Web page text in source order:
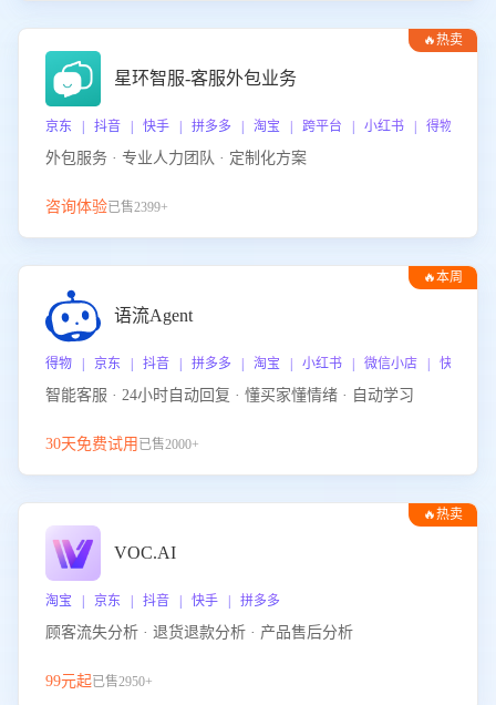
🔥热卖
星环智服-客服外包业务
京东 | 抖音 | 快手 | 拼多多 | 淘宝 | 跨平台 | 小红书 | 得物 | 企
外包服务 · 专业人力团队 · 定制化方案
咨询体验已售2399+
🔥本周
语流Agent
得物 | 京东 | 抖音 | 拼多多 | 淘宝 | 小红书 | 微信小店 | 快手 |
智能客服 · 24小时自动回复 · 懂买家懂情绪 · 自动学习
30天免费试用 已售2000+
🔥热卖
VOC.AI
淘宝 | 京东 | 抖音 | 快手 | 拼多多
顾客流失分析 · 退货退款分析 · 产品售后分析
99元起已售2950+